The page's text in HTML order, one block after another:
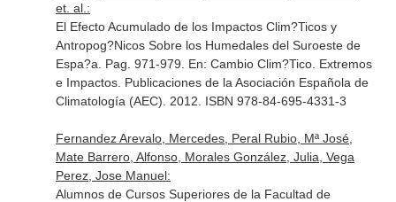
et. al.:
El Efecto Acumulado de los Impactos Clim?Ticos y
Antropog?Nicos Sobre los Humedales del Suroeste de
Espa?a. Pag. 971-979. En: Cambio Clim?Tico. Extremos
e Impactos. Publicaciones de la Asociación Española de
Climatología (AEC). 2012. ISBN 978-84-695-4331-3
Fernandez Arevalo, Mercedes, Peral Rubio, Mª José,
Mate Barrero, Alfonso, Morales González, Julia, Vega
Perez, Jose Manuel:
Alumnos de Cursos Superiores de la Facultad de